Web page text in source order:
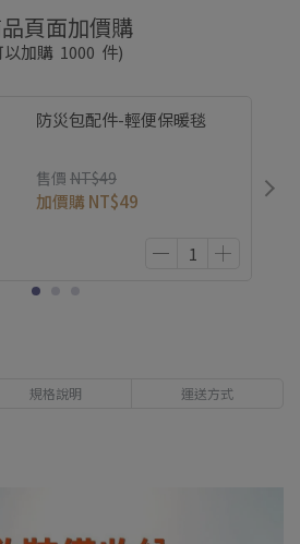
頁面加價購
加購 1000 件)
防災包配件-輕便保暖毯
售價 NT$49
加價購 NT$49
規格說明 運送方式